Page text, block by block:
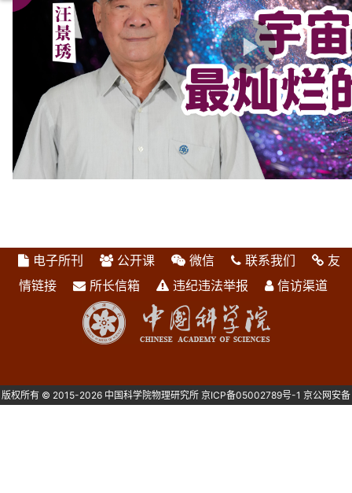
电子所刊 公开课 微信 联系我们
友
情链接
所长信箱 违纪违法举报 信访渠道
版权所有 © 2015-2026 中国科学院物理研究所 京ICP备05002789号-1 京公网安备